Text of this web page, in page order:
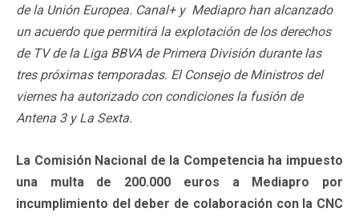
de la Unión Europea. Canal+ y Mediapro han alcanzado
un acuerdo que permitirá la explotación de los derechos
de TV de la Liga BBVA de Primera División durante las
tres próximas temporadas. El Consejo de Ministros del
viernes ha autorizado con condiciones la fusión de
Antena 3 y La Sexta.
La Comisión Nacional de la Competencia ha impuesto
una multa de 200.000 euros a Mediapro por
incumplimiento del deber de colaboración con la CNC